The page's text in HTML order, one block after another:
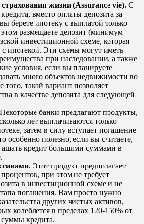
жизни (Assurance vie). С
вместо оплаты депозита за
берете ипотеку с выплатой только
размещаете депозит (минимум
инвестиционной схеме, которая
с ипотекой. Эти схемы могут иметь
при наследовании, а также
условия, если вы планируете
много объектов недвижимости во
такой вариант позволяет
в качестве депозита для следующей
Некоторые банки предлагают продукты,
лет выплачиваются только
затем в силу вступает погашение
особенно полезно, если вы считаете,
кредит большими суммами в
Этот продукт предполагает
при этом не требует
в инвестиционной схеме и не
погашения. Вам просто нужно
других чистых активов,
колеблется в пределах 120-150% от
кредита.